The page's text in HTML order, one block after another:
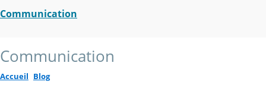
Communication
Communication
Accueil Blog